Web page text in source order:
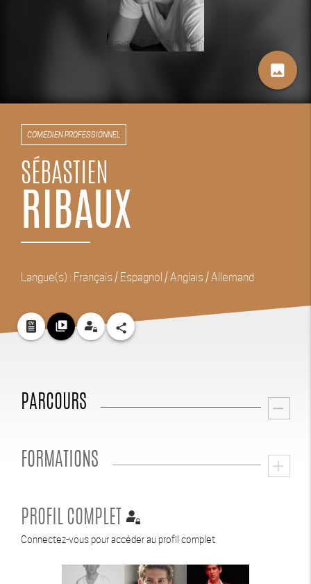
image
COMÉDIEN PROFESSIONNEL
SÉBASTIEN
RIBAUX
Langue(s) : Français / Espagnol / Anglais / Allemand
video_library share
PARCOURS remove
FORMATIONS add
PROFIL COMPLET
Connectez-vous pour accéder au profil complet